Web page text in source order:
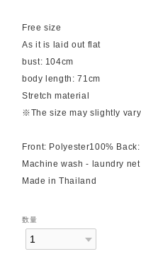
Free size
As it is laid out flat
bust: 104cm
body length: 71cm
Stretch material
※The size may slightly
Front: Polyester100%
Machine wash - laundry
Made in Thailand
数量